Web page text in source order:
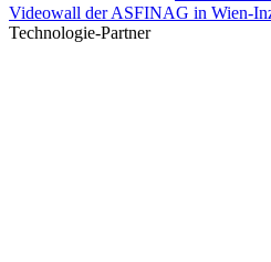
Videowall der ASFINAG in Wien-
Technologie-Partner